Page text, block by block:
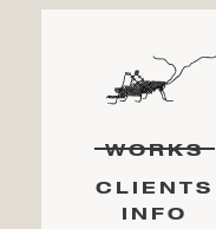
WORKS
CLIENTS
INFO